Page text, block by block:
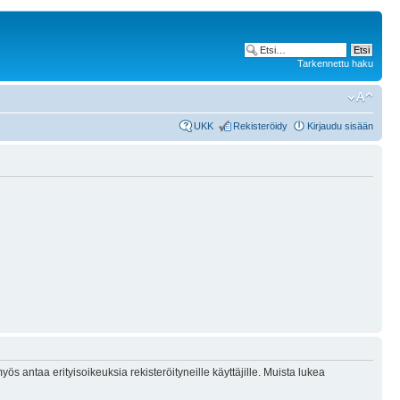
Tarkennettu haku
UKK Rekisteröidy Kirjaudu sisään
antaa erityisoikeuksia rekisteröityneille käyttäjille. Muista lukea